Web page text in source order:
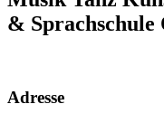
& Sprachschule
Adresse